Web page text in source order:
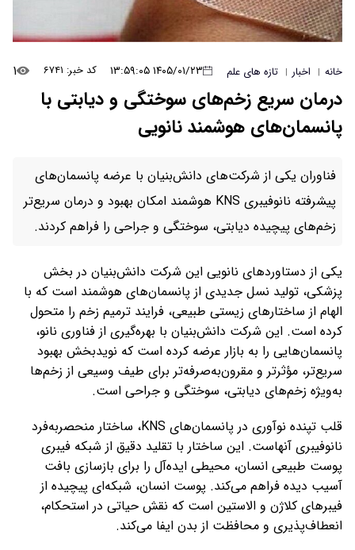
خانه | اخبار | تازه های علم ۱۴۰۵/۰۱/۲۳ ۱۳:۵۹:۰۵ کد خبر: ۶۷۴۱ ۱
درمان سریع زخم‌های سوختگی و دیابتی با
پانسمان‌های هوشمند نانویی
فناوران یکی از شرکت‌های دانش‌بنیان با عرضه پانسمان‌های
پیشرفته نانوفیبری KNS هوشمند امکان بهبود و درمان سریع‌تر
زخم‌های پیچیده دیابتی، سوختگی و جراحی را فراهم کردند.
یکی از دستاوردهای نانویی این شرکت‌ دانش‌بنیان در بخش
پزشکی، تولید نسل جدیدی از پانسمان‌های هوشمند است که با
الهام از ساختارهای زیستی طبیعی، فرایند ترمیم زخم را متحول
کرده‌ است. این شرکت دانش‌بنیان با بهره‌گیری از فناوری نانو،
پانسمان‌هایی را به بازار عرضه کرده است که نویدبخش بهبود
سریع‌تر، مؤثرتر و مقرون‌به‌صرفه‌تر برای طیف وسیعی از زخم‌ها
به‌ویژه زخم‌های دیابتی، سوختگی و جراحی است.
قلب تپنده نوآوری در پانسمان‌های KNS، ساختار منحصربه‌فرد
نانوفیبری آنهاست. این ساختار با تقلید دقیق از شبکه فیبری
پوست طبیعی انسان، محیطی ایده‌آل را برای بازسازی بافت
آسیب‌ دیده فراهم می‌کند. پوست انسان، شبکه‌ای پیچیده از
فیبرهای کلاژن و الاستین است که نقش حیاتی در استحکام،
انعطاف‌پذیری و محافظت از بدن ایفا می‌کند.